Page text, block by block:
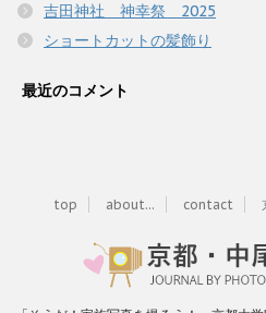
吉田神社 神幸祭 2025
ショートカットの髪飾り
最近のコメント
top about... contact